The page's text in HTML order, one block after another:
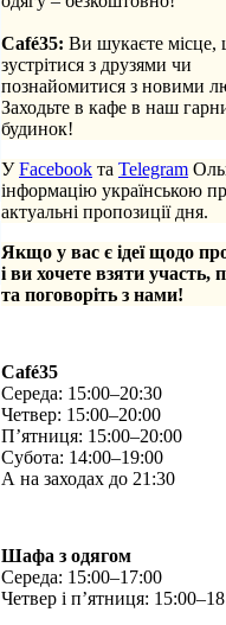
Café35: Ви шукаєте місце,
зустрітися з друзями чи
познайомитися з новими
Заходьте в кафе в наш
будинок!
УFacebook та Telegram
інформацію українською
актуальні пропозиції дня.
Якщо у вас є ідеї щодо
і ви хочете взяти участь,
та поговоріть з нами!
Café35
Середа: 15:00–20:30
Четвер: 15:00–20:00
П’ятниця: 15:00–20:00
Субота: 14:00–19:00
А на заходах до 21:30
Шафа з одягом
Середа: 15:00–17:00
Четвер і п’ятниця: